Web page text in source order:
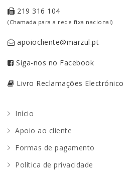
219 316 104
(Chamada para a rede fixa nacional)
apoiocliente@marzul.pt
Siga-nos no Facebook
Livro Reclamações Electrónico
Início
Apoio ao cliente
Formas de pagamento
Política de privacidade